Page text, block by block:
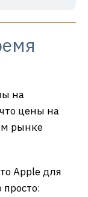
на
цены на
рынке
Apple для